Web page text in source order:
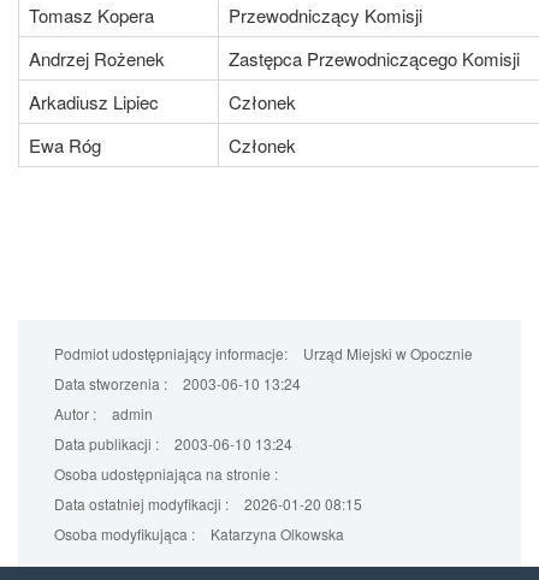
Tomasz Kopera
Przewodniczący Komisji
Andrzej Rożenek
Zastępca Przewodniczącego Komisji
Arkadiusz Lipiec
Członek
Ewa Róg
Członek
Podmiot udostępniający informacje:
Urząd Miejski w Opocznie
Data stworzenia :
2003-06-10 13:24
Autor :
admin
Data publikacji :
2003-06-10 13:24
Osoba udostępniająca na stronie :
Data ostatniej modyfikacji :
2026-01-20 08:15
Osoba modyfikująca :
Katarzyna Olkowska